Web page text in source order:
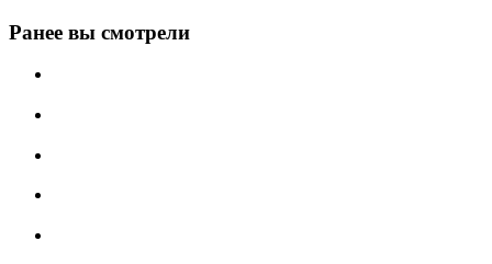
Ранее вы смотрели